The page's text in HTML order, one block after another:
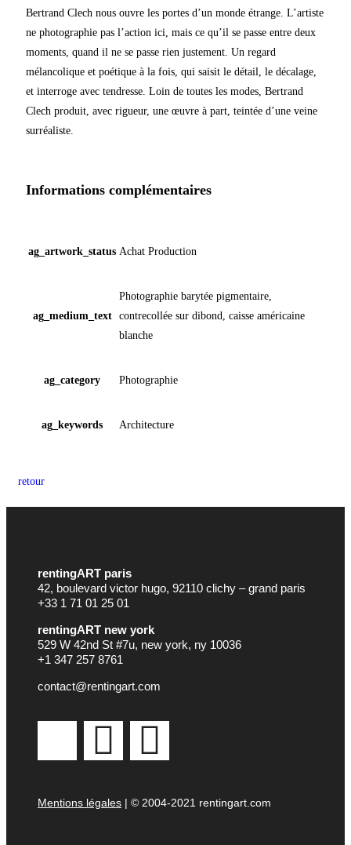
Bertrand Clech nous ouvre les portes d’un monde étrange. L’artiste
ne photographie pas l’action ici, mais ce qu’il se passe entre deux
moments, quand il ne se passe rien justement. Un regard
mélancolique et poétique à la fois, qui saisit le détail, le décalage,
et interroge avec tendresse. Loin de toutes les modes, Bertrand
Clech produit, avec rigueur, une œuvre à part, teintée d’une veine
surréaliste.
Informations complémentaires
ag_artwork_status Achat Production
ag_medium_text
Photographie barytée pigmentaire,
contrecollée sur dibond, caisse américaine
blanche
ag_category Photographie
ag_keywords Architecture
retour
rentingART paris
42, boulevard victor hugo, 92110 clichy – grand paris
+33 1 71 01 25 01
rentingART new york
529 W 42nd St #7u, new york, ny 10036
+1 347 257 8761
contact@rentingart.com
Mentions légales | © 2004-2021 rentingart.com